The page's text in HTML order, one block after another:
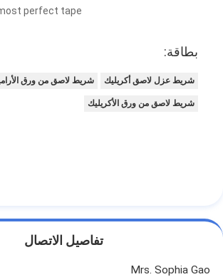
perfect tape.
بطاقة:
شريط عزل لاصق أكريليك شريط لاصق من ورق
شريط لاصق من ورق الأكريليك
تفاصيل الاتصال
Mrs. Sophia Gao